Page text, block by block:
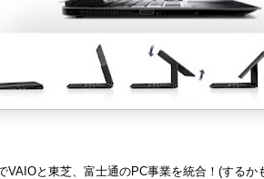
VAIOと東芝、富士通のPC事業を統合！(するか